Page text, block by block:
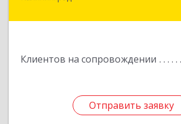
Клиентов на сопровождении
Отправить заявку
Отправить заявку